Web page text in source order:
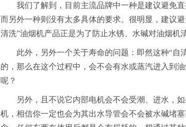
我们了解到，目前主流品牌中一种是建议避免
而另外一种则没有太多具体的要求。很明显，建议
清洗”油烟机产品正是为了防止水锈、水碱对油烟机
此外，另外一个关于寿命的问题：即然这种“自
的，那么在这个过程中，会不会有水或蒸汽进入到
呢？
另外，且不说它内部电机会不会受潮、进水，
机，相信你一定也会为其出水导管会不会被水碱堵